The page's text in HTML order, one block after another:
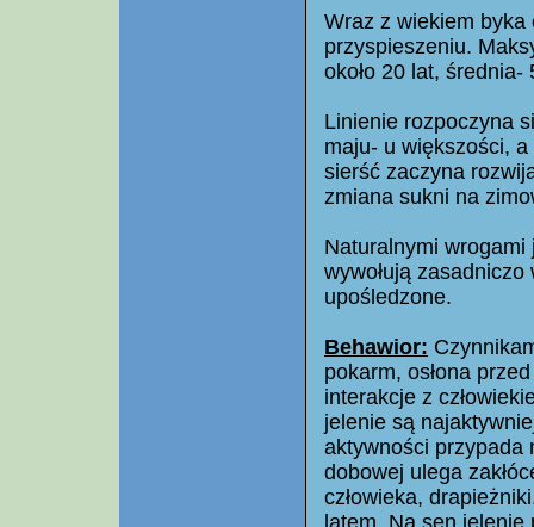
Wraz z wiekiem
przyspieszeniu.
około 20 lat, średnia-
Linienie rozpoczyna
maju- u większości,
sierść zaczyna
zmiana sukni na
Naturalnymi
wywołują zasadniczo
upośledzone.
Behawior:
pokarm, osłona
interakcje z
jelenie są
aktywności przypada
dobowej ulega
człowieka,
latem. Na sen